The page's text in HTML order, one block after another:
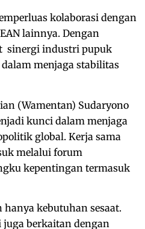
kolaborasi dengan
lainnya. Dengan
sinergi industri pupuk
menjaga stabilitas
(Wamentan) Sudaryono
kunci dalam menjaga
global. Kerja sama
melalui forum
kepentingan termasuk
kebutuhan sesaat.
berkaitan dengan